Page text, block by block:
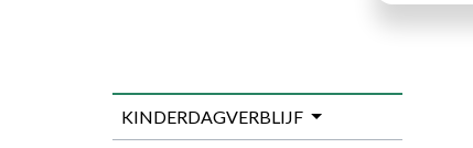
KINDERDAGVERBLIJF